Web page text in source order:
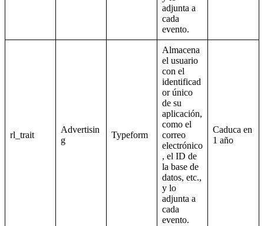
adjunta a
cada
evento.
rl_trait
Advertisin
g
Typeform
Almacena
el usuario
con el
identificad
or único
de su
aplicación,
como el
correo
electrónico
, el ID de
la base de
datos, etc.,
y lo
adjunta a
cada
evento.
Caduca en
1 año